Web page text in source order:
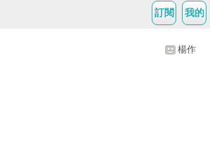
我的
訂閱
楊作